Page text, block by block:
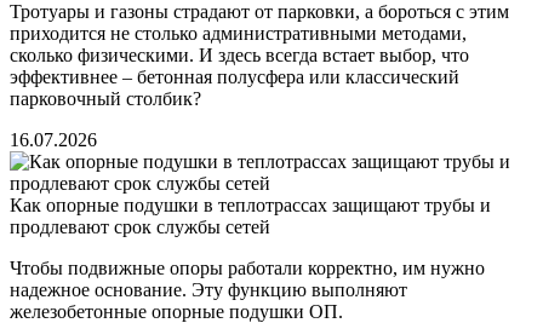
Тротуары и газоны страдают от парковки, а бороться с этим
приходится не столько административными методами,
сколько физическими. И здесь всегда встает выбор, что
эффективнее – бетонная полусфера или классический
парковочный столбик?
16.07.2026
Как опорные подушки в теплотрассах защищают трубы и
продлевают срок службы сетей
Чтобы подвижные опоры работали корректно, им нужно
надежное основание. Эту функцию выполняют
железобетонные опорные подушки ОП.